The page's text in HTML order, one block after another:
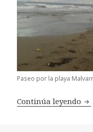
Paseo por la playa
Continúa leyendo